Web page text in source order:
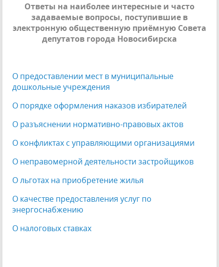
Ответы на наиболее интересные и часто
задаваемые вопросы, поступившие в
электронную общественную приёмную Совета
депутатов города Новосибирска
О предоставлении мест в муниципальные
дошкольные учреждения
О порядке оформления наказов избирателей
О разъяснении нормативно-правовых актов
О конфликтах с управляющими организациями
О неправомерной деятельности застройщиков
О льготах на приобретение жилья
О качестве предоставления услуг по
энергоснабжению
О налоговых ставках